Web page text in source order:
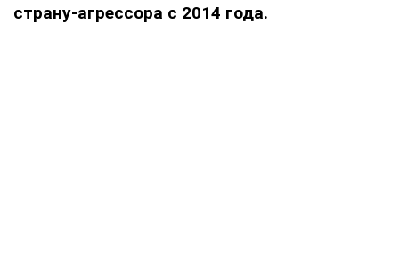
страну-агрессора с 2014 года.